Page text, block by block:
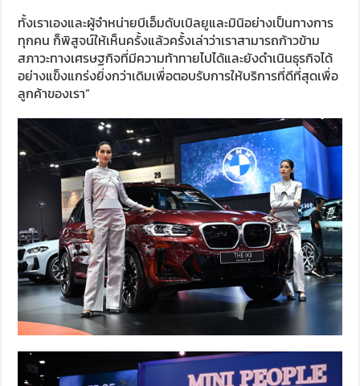
ทั้งเราเองและผู้จำหน่ายบีเอ็มดับเบิลยูและมินิอย่างเป็นทางการ
ทุกคน ก็พิสูจน์ให้เห็นครั้งแล้วครั้งเล่าว่าเราสามารถก้าวข้าม
สภาวะทางเศรษฐกิจที่มีความท้าทายไปได้และยังดำเนินธุรกิจได้
อย่างแข็งแกร่งยิ่งกว่าเดิมเพื่อตอบรับการให้บริการที่ดีที่สุดเพื่อ
ลูกค้าของเรา”